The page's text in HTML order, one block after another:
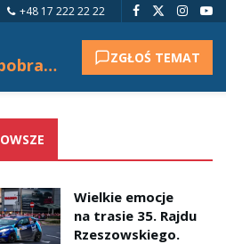
+48 17 222 22 22
Nie udało się pobrać tytułu. ZGŁOŚ TEMAT
Wielkie emocje
na trasie 35. Rajdu
Rzeszowskiego.